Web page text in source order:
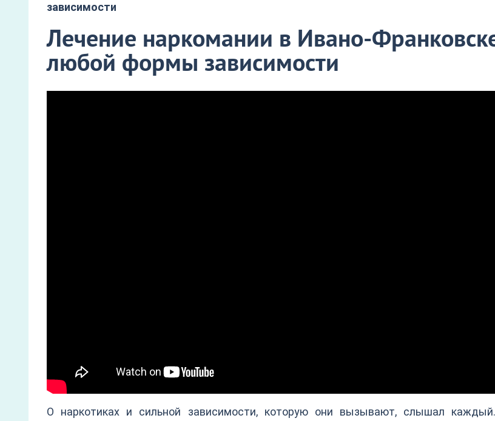
зависимости
Лечение наркомании в Ивано-
любой формы зависимости
О наркотиках и сильной зависимости, которую они вызывают, слышал